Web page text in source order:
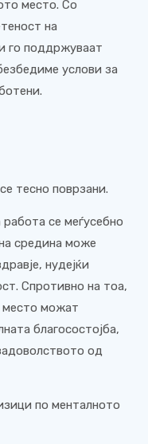
место. Со
на
го поддржуваат
услови за
тесно поврзани.
се меѓусебно
средина може
нудејќи
Спротивно на тоа,
место можат
благосостојба,
од
по менталното